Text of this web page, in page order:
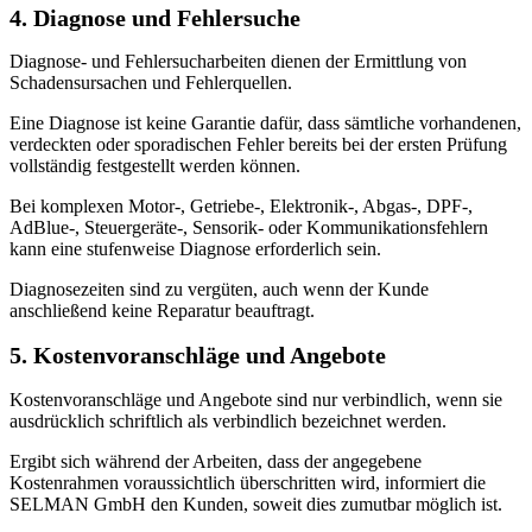
4. Diagnose und Fehlersuche
Diagnose- und Fehlersucharbeiten dienen der Ermittlung von
Schadensursachen und Fehlerquellen.
Eine Diagnose ist keine Garantie dafür, dass sämtliche vorhandenen,
verdeckten oder sporadischen Fehler bereits bei der ersten Prüfung
vollständig festgestellt werden können.
Bei komplexen Motor-, Getriebe-, Elektronik-, Abgas-, DPF-,
AdBlue-, Steuergeräte-, Sensorik- oder Kommunikationsfehlern
kann eine stufenweise Diagnose erforderlich sein.
Diagnosezeiten sind zu vergüten, auch wenn der Kunde
anschließend keine Reparatur beauftragt.
5. Kostenvoranschläge und Angebote
Kostenvoranschläge und Angebote sind nur verbindlich, wenn sie
ausdrücklich schriftlich als verbindlich bezeichnet werden.
Ergibt sich während der Arbeiten, dass der angegebene
Kostenrahmen voraussichtlich überschritten wird, informiert die
SELMAN GmbH den Kunden, soweit dies zumutbar möglich ist.